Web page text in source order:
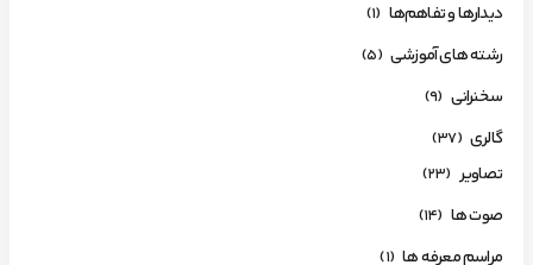
دیدارها و تفاهم‌ها (1)
رشته های آموزشی (5)
سخنرانی (9)
گالری (37)
تصاویر (23)
صوت ها (14)
مراسم معرفه ها (1)